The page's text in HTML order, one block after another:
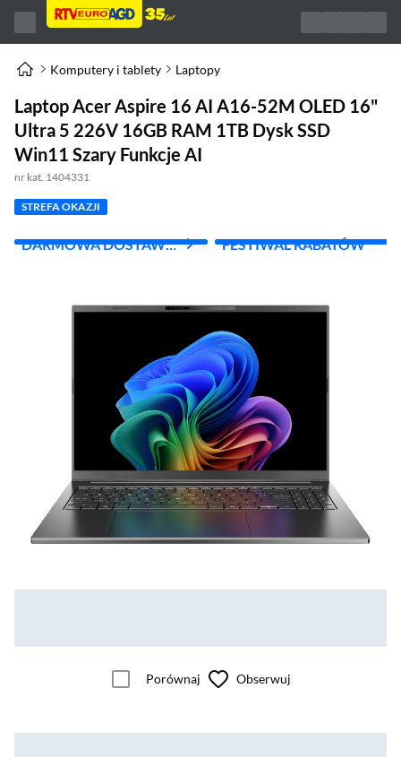
Komputery i tablety Laptopy
Laptop Acer Aspire 16 AI A16-52M OLED 16"
Ultra 5 226V 16GB RAM 1TB Dysk SSD
Win11 Szary Funkcje AI
nr kat. 1404331
STREFA OKAZJI
DARMOWA DOSTAWA
FESTIWAL RABATÓW
Porównaj Obserwuj